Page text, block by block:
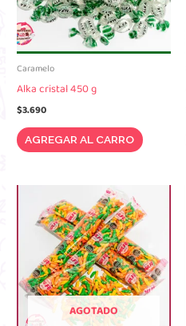
Caramelo
Alka cristal 450 g
$3.690
AGREGAR AL CARRO
AGOTADO